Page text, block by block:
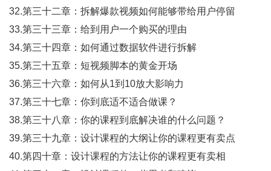
32.第三十二章：拆解爆款视频如何能够带给用户停留
33.第三十三章：给到用户一个购买的理由
34.第三十四章：如何通过数据软件进行拆解
35.第三十五章：短视频脚本的黄金开场
36.第三十六章：如何从1到10放大影响力
37.第三十七章：你到底适不适合做课？
38.第三十八章：你的课程到底解决谁的什么问题？
39.第三十九章：设计课程的大纲让你的课程更有卖点
40.第四十章：设计课程的方法让你的课程更有卖相